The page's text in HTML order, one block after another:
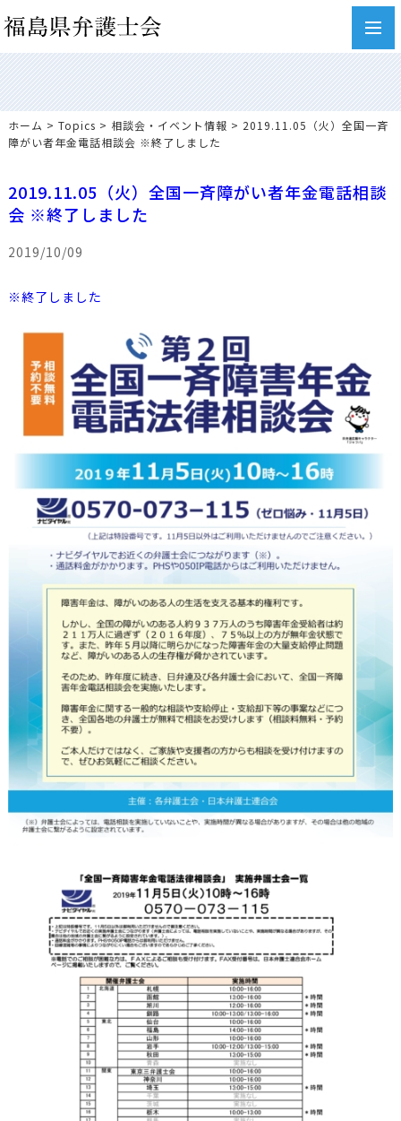
ホーム > Topics > 相談会・イベント情報 > 2019.11.05（火）全国一斉
障がい者年金電話相談会 ※終了しました
2019.11.05（火）全国一斉障がい者年金電話相談
会 ※終了しました
2019/10/09
※終了しました